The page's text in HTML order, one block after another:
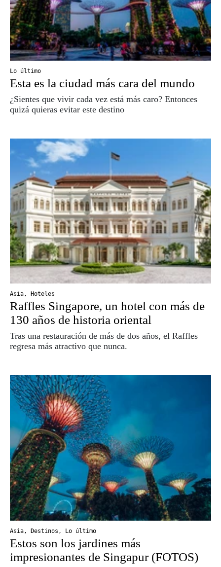
Lo último
Esta es la ciudad más cara del mundo
¿Sientes que vivir cada vez está más caro? Entonces
quizá quieras evitar este destino
Asia, Hoteles
Raffles Singapore, un hotel con más de
130 años de historia oriental
Tras una restauración de más de dos años, el Raffles
regresa más atractivo que nunca.
Asia , Destinos , Lo último
Estos son los jardines más
impresionantes de Singapur (FOTOS)